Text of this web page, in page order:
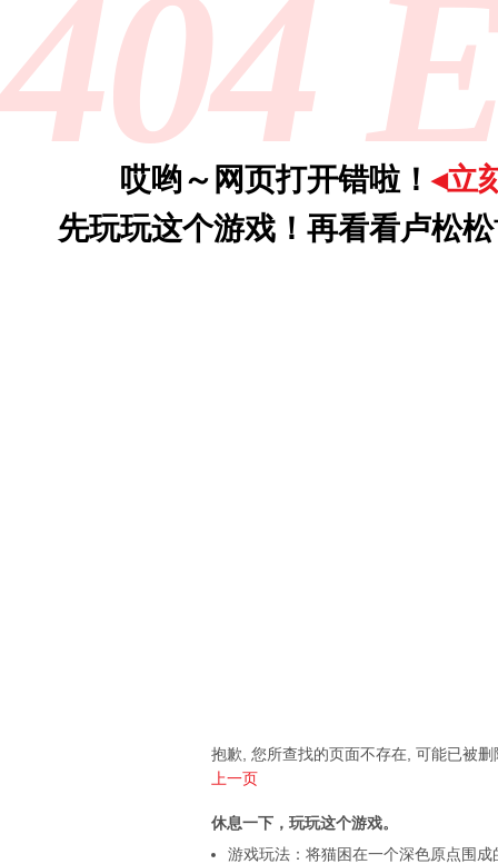
哎哟～网页打开错啦！◂立
先玩玩这个游戏！再看看卢松
404
抱歉, 您所查找的页面不存在, 可能已被
上一页
休息一下，玩玩这个游戏。
游戏玩法：将猫困在一个深色原点围